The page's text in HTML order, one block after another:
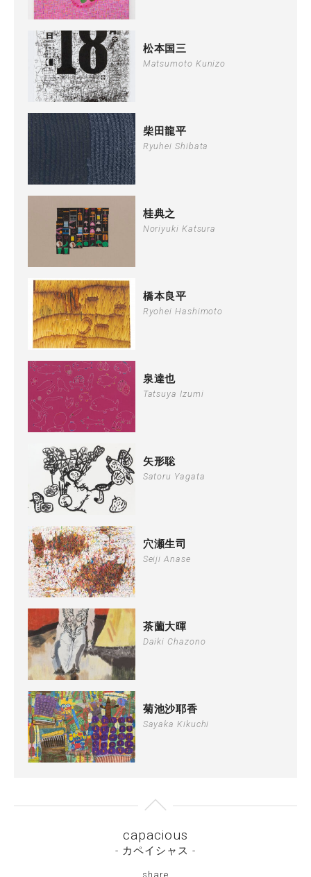
松本国三
Matsumoto Kunizo
柴田龍平
Ryuhei Shibata
桂典之
Noriyuki Katsura
橋本良平
Ryohei Hashimoto
泉達也
Tatsuya Izumi
矢形聡
Satoru Yagata
穴瀬生司
Seiji Anase
茶薗大暉
Daiki Chazono
菊池沙耶香
Sayaka Kikuchi
capacious
- カペイシャス -
share